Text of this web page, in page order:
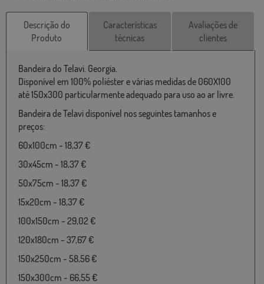
Descrição do
Produto
Características
técnicas
Avaliações de
clientes
Bandeira do Telavi. Georgia.
Disponível em 100% poliéster e várias medidas de 060X100
até 150x300 particularmente adequado para uso ao ar livre.
Bandeira de Telavi disponível nos seguintes tamanhos e
preços:
60x100cm - 18,37 €
30x45cm - 18,37 €
50x75cm - 18,37 €
15x20cm - 18,37 €
100x150cm - 29,02 €
120x180cm - 37,67 €
150x250cm - 58,56 €
150x300cm - 66,55 €